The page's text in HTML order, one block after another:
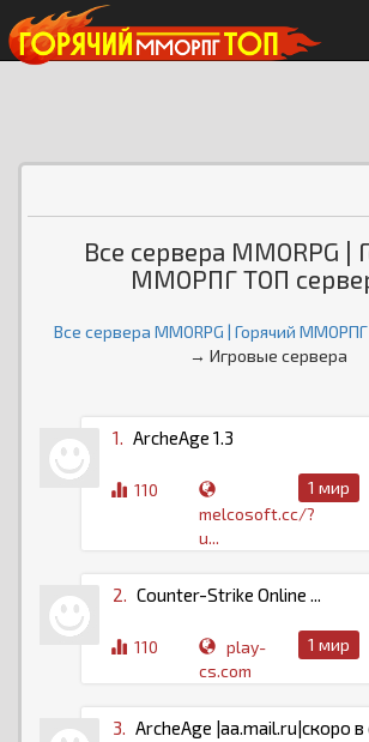
Все сервера MMORPG |
ММОРПГ ТОП
Все сервера MMORPG | Горячий
→ Игровые сервера
1. ArcheAge 1.3
110
melcosoft.cc/?
u...
1 мир
2. Counter-Strike Online ...
110
play-
cs.com
1 мир
3. ArcheAge |aa.mail.ru|скоро в